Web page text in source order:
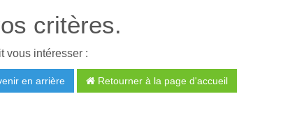
critères.
vous intéresser :
en arrière Retourner à la page d'accueil